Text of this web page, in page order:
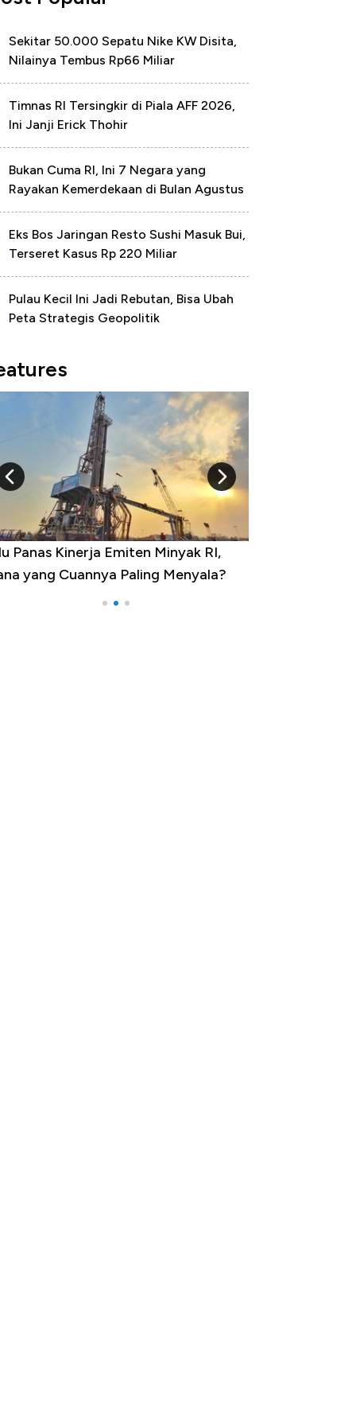
Sekitar 50.000 Sepatu Nike KW Disita,
Nilainya Tembus Rp66 Miliar
Timnas RI Tersingkir di Piala AFF 2026,
Ini Janji Erick Thohir
Bukan Cuma RI, Ini 7 Negara yang
Rayakan Kemerdekaan di Bulan Agustus
Eks Bos Jaringan Resto Sushi Masuk Bui,
Terseret Kasus Rp 220 Miliar
Pulau Kecil Ini Jadi Rebutan, Bisa Ubah
Peta Strategis Geopolitik
Panas Kinerja Emiten Minyak RI,
yang Cuannya Paling Menyala?